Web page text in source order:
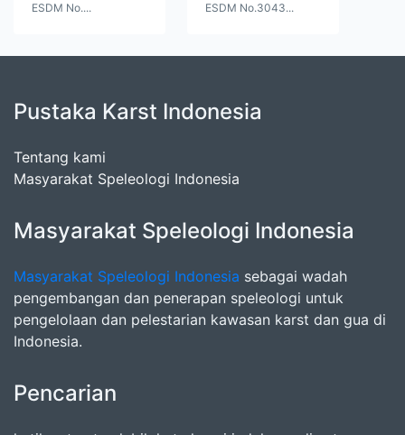
ESDM No....
ESDM No.3043...
Pustaka Karst Indonesia
Tentang kami
Masyarakat Speleologi Indonesia
Masyarakat Speleologi Indonesia
Masyarakat Speleologi Indonesia sebagai wadah
pengembangan dan penerapan speleologi untuk
pengelolaan dan pelestarian kawasan karst dan gua di
Indonesia.
Pencarian